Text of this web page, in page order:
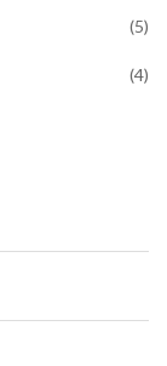
(5)
(4)